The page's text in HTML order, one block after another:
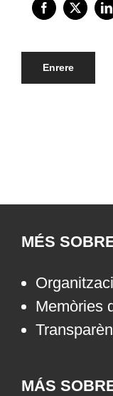
Enrere
MÉS
Memòries
MÁS